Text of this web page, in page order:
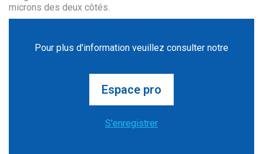
microns des deux côtés.
Pour plus d'information veuillez consulter notre
Espace pro
S'enregistrer